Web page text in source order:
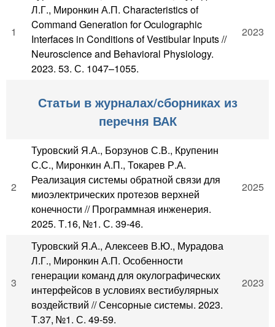
1
Л.Г., Миронкин А.П. Characteristics of
Command Generation for Oculographic
Interfaces in Conditions of Vestibular Inputs //
Neuroscience and Behavioral Physiology.
2023. 53. С. 1047–1055.
2023
Статьи в журналах/сборниках из
перечня ВАК
2
Туровский Я.А., Борзунов С.В., Крупенин
С.С., Миронкин А.П., Токарев Р.А.
Реализация системы обратной связи для
миоэлектрических протезов верхней
конечности // Программная инженерия.
2025. Т.16, №1. С. 39-46.
2025
3
Туровский Я.А., Алексеев В.Ю., Мурадова
Л.Г., Миронкин А.П. Особенности
генерации команд для окулографических
интерфейсов в условиях вестибулярных
воздействий // Сенсорные системы. 2023.
Т.37, №1. С. 49-59.
2023